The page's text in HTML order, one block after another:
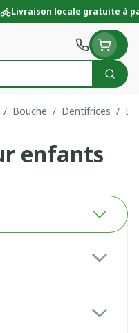
Livraison locale gratuite à
/ Bouche / Dentifrices /
enfants